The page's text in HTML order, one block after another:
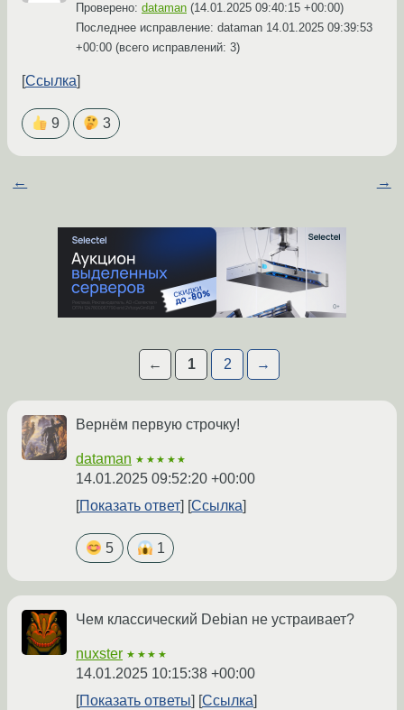
Проверено: dataman (14.01.2025 09:40:15 +00:00)
Последнее исправление: dataman 14.01.2025 09:39:53
+00:00 (всего исправлений: 3)
Ссылка
9 3
← →
← 1 2 →
Вернём первую строчку!
dataman ★★★★★
14.01.2025 09:52:20 +00:00
Показать ответ
Ссылка
5 1
Чем классический Debian не устраивает?
nuxster ★★★★
14.01.2025 10:15:38 +00:00
Показать ответы
Ссылка